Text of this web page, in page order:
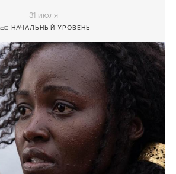
31 июля
НАЧАЛЬНЫЙ УРОВЕНЬ